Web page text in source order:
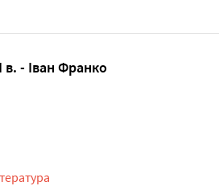
в. - Іван Франко